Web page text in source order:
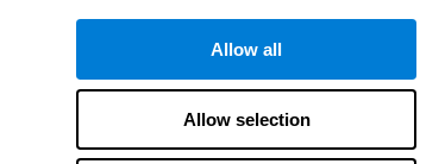
Allow all
Allow selection
terapéutica apropiada. En un entorno
dirigido a una posterior evaluación
demencia o enfermedad similar sólo
herramienta sea o deba ser considerada como
Si se utiliza para fines de investigación, todo
Todas estas protecciones para el
de Regulaciones Federales.